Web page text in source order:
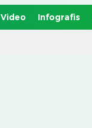
Video Infografis